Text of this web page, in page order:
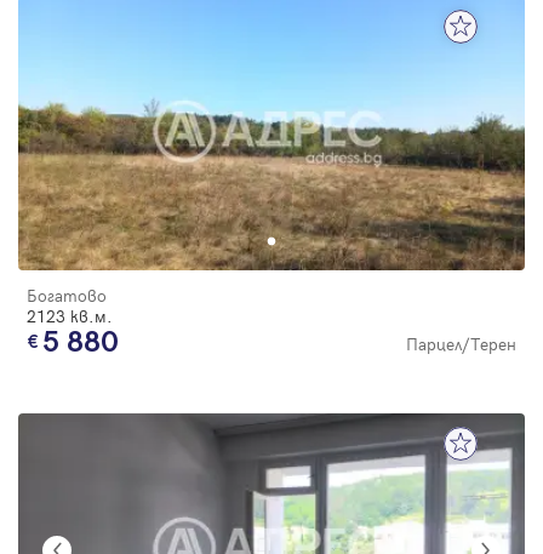
Богатово
2123 кв.м.
5 880 Парцел/Терен